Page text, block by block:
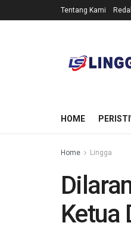
Tentang Kami
HOME
Home Lingga
Ketua